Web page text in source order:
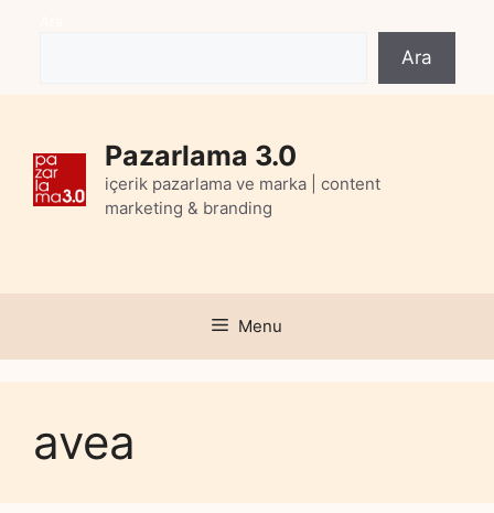
Ara
Pazarlama 3.0
içerik pazarlama ve marka | content
marketing & branding
Menu
avea